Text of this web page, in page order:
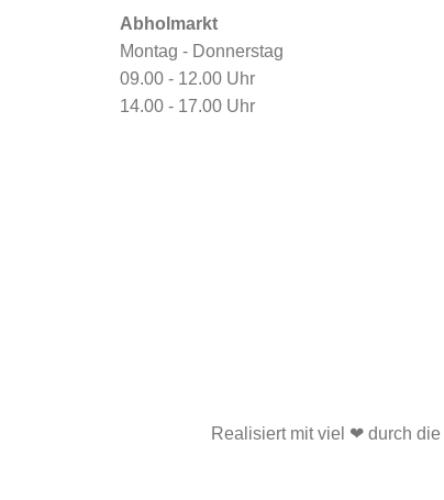
Abholmarkt
Montag - Donnerstag
09.00 - 12.00 Uhr
14.00 - 17.00 Uhr
Realisiert mit viel ❤ durch die